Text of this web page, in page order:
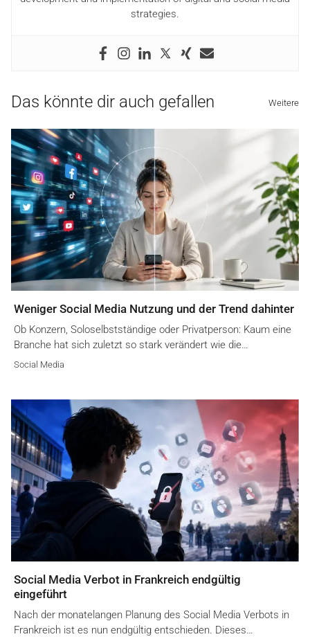
strategies.
Das könnte dir auch gefallen Weitere
Weniger Social Media Nutzung und der Trend dahinter
Ob Konzern, Soloselbstständige oder Privatperson: Kaum eine
Branche hat sich zuletzt so stark verändert wie die…
Social Media
Social Media Verbot in Frankreich endgültig
eingeführt
Nach der monatelangen Planung des Social Media Verbots in
Frankreich ist es nun endgültig entschieden. Dieses…